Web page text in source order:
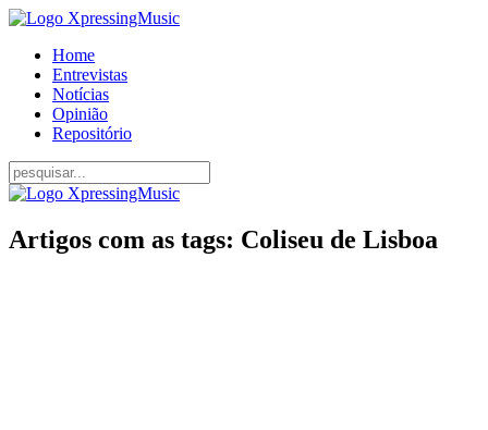
Home
Entrevistas
Notícias
Opinião
Repositório
Artigos com as tags: Coliseu de Lisboa